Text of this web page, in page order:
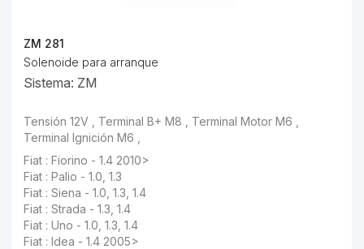
ZM 281
Solenoide para arranque
Sistema: ZM
Tensión 12V , Terminal B+ M8 , Terminal Motor M6 ,
Terminal Ignición M6 ,
Fiat : Fiorino - 1.4 2010>
Fiat : Palio - 1.0, 1.3
Fiat : Siena - 1.0, 1.3, 1.4
Fiat : Strada - 1.3, 1.4
Fiat : Uno - 1.0, 1.3, 1.4
Fiat : Idea - 1.4 2005>